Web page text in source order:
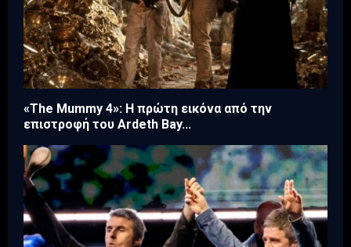
«The Mummy 4»: Η πρώτη εικόνα από την
επιστροφή του Ardeth Bay...